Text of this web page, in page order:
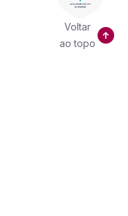
Voltar
ao topo